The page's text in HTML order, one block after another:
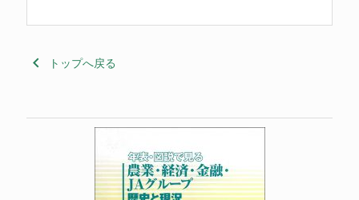
keyboard_arrow_left トップへ戻る